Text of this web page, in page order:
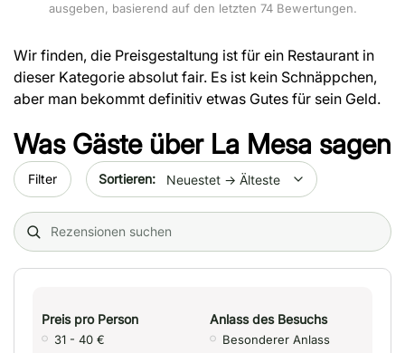
ausgeben, basierend auf den letzten 74 Bewertungen.
Wir finden, die Preisgestaltung ist für ein Restaurant in
dieser Kategorie absolut fair. Es ist kein Schnäppchen,
aber man bekommt definitiv etwas Gutes für sein Geld.
Was Gäste über La Mesa sagen
Filter Sort by date
Search (title/text)
Preis pro Person
31 - 40 €
Anlass des Besuchs
Besonderer Anlass